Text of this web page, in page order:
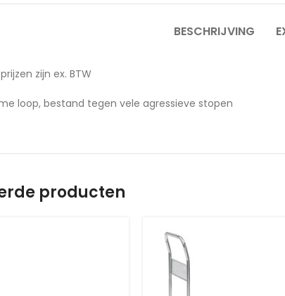
BESCHRIJVING
zijn ex. BTW
loop, bestand tegen vele agressieve stopen
producten